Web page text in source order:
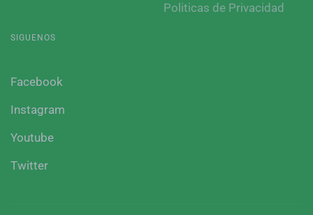
Politicas de Privacidad
SIGUENOS
Facebook
Instagram
Youtube
Twitter